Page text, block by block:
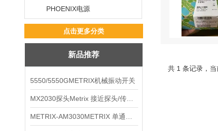
PHOENIX电源
点击更多分类
新品推荐
5550/5550GMETRIX机械振动开关
共 1 条记录，